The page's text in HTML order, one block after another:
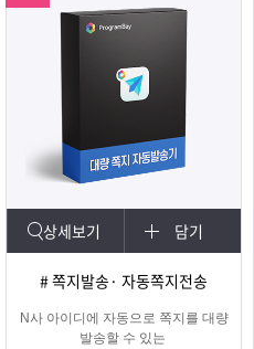
상세보기 담기
# 쪽지발송· 자동쪽지전송
N사 아이디에 자동으로 쪽지를 대량
발송할 수 있는